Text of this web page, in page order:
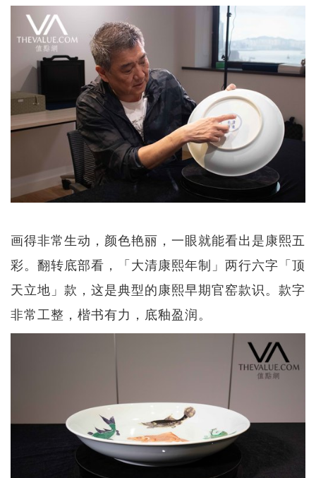
画得非常生动，颜色艳丽，一眼就能看出是康熙五
彩。翻转底部看，「大清康熙年制」两行六字「顶
天立地」款，这是典型的康熙早期官窑款识。款字
非常工整，楷书有力，底釉盈润。